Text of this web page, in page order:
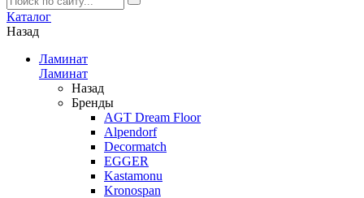
Каталог
Назад
Ламинат
Ламинат
Назад
Бренды
AGT Dream Floor
Alpendorf
Decormatch
EGGER
Kastamonu
Kronospan